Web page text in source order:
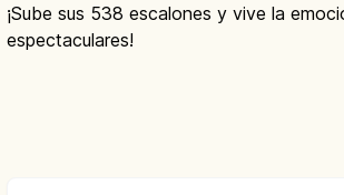
¡Sube sus 538 escalones y vive la
espectaculares!